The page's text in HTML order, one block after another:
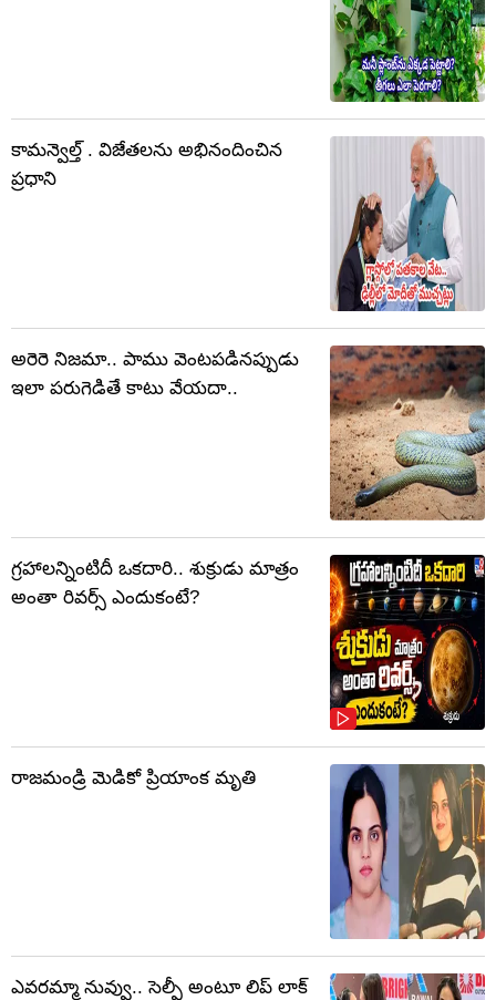
కామన్వెల్త్ . విజేతలను అభినందించిన
ప్రధాని
అరెరె నిజమా.. పాము వెంటపడినప్పుడు
ఇలా పరుగెడితే కాటు వేయదా..
గ్రహాలన్నింటిదీ ఒకదారి.. శుక్రుడు మాత్రం
అంతా రివర్స్ ఎందుకంటే?
రాజమండ్రి మెడికో ప్రియాంక మృతి
ఎవరమ్మా నువ్వు.. సెల్ఫీ అంటూ లిప్ లాక్